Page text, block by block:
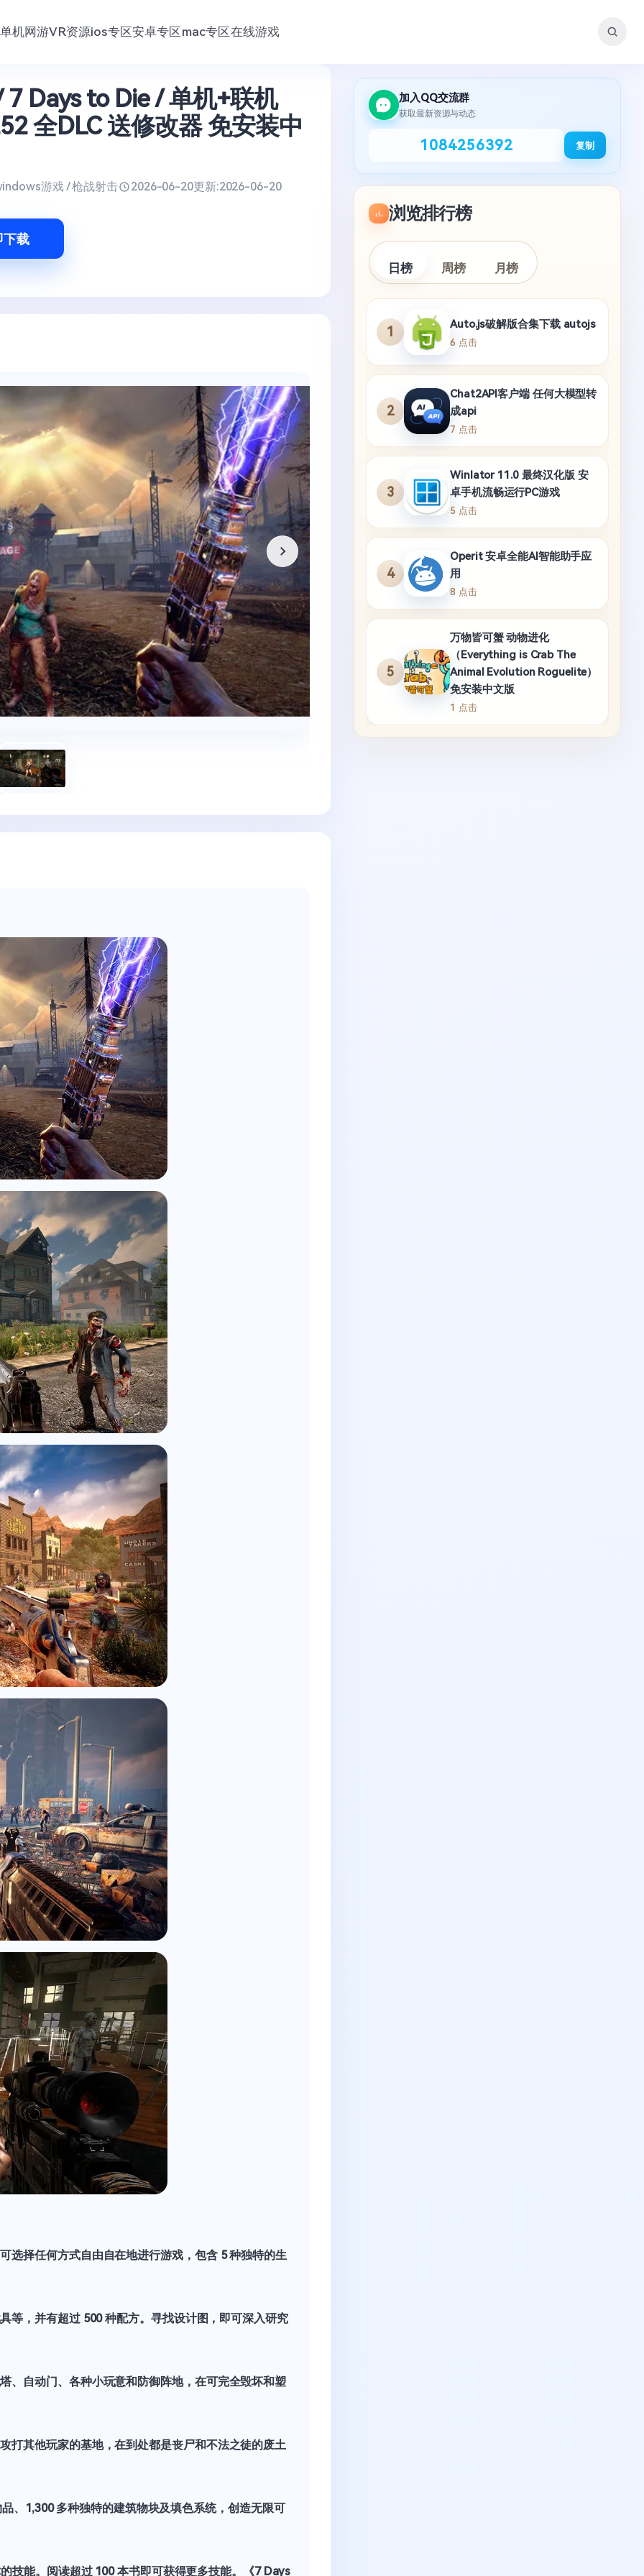
单机网游VR资源ios专区安卓专区mac专区在线游戏
7 Days to Die / 单机+联机
全DLC 送修改器 免安装中
游戏 / 枪战射击 2026-06-20更新:2026-06-20
下载
选择任何方式自由自在地进行游戏，包含 5 种独特的生
等，并有超过 500 种配方。寻找设计图，即可深入研究
、自动门、各种小玩意和防御阵地，在可完全毁坏和塑
打其他玩家的基地，在到处都是丧尸和不法之徒的废土
、1,300 多种独特的建筑物块及填色系统，创造无限可
技能。阅读超过 100 本书即可获得更多技能。《7 Days
加入QQ交流群
获取最新资源与动态
1084256392 复制
浏览排行榜
日榜 周榜 月榜
1
Auto.js破解版合集下载 autojs
6 点击
2
Chat2API客户端 任何大模型转
成api
7 点击
3
Winlator 11.0 最终汉化版 安
卓手机流畅运行PC游戏
5 点击
4
Operit 安卓全能AI智能助手应
用
8 点击
5
万物皆可蟹 动物进化
（Everything is Crab The
Animal Evolution Roguelite）
免安装中文版
1 点击